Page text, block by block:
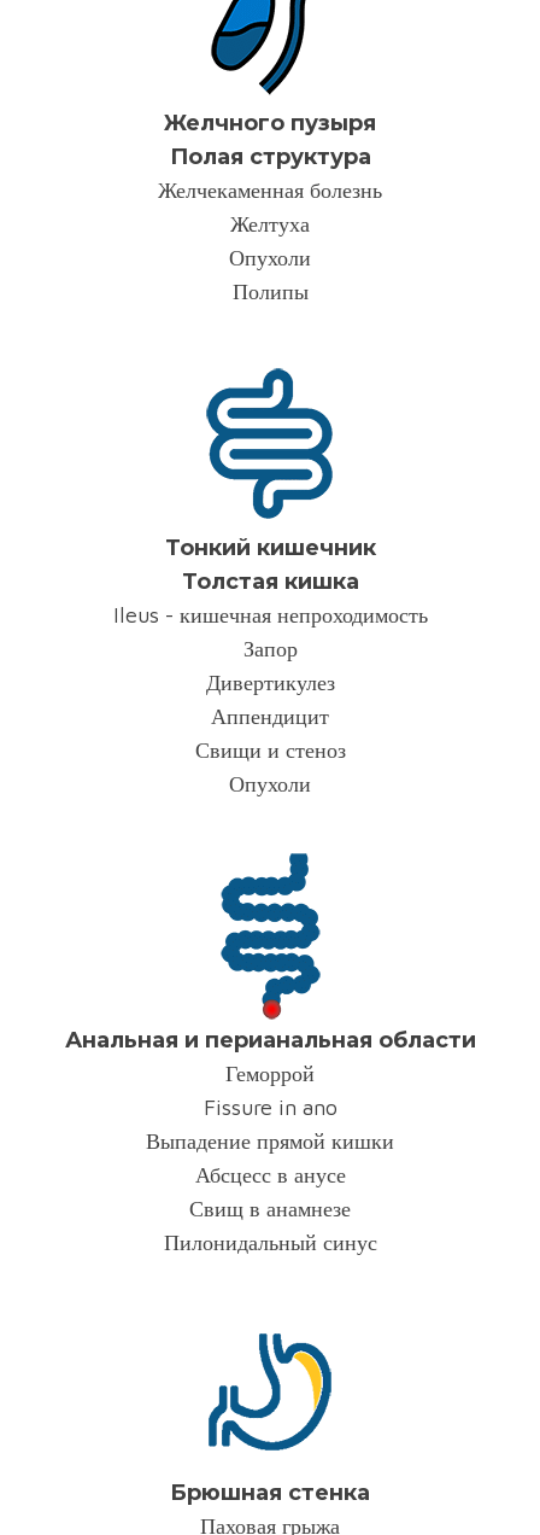
Желчного пузыря
Полая структура
Желчекаменная болезнь
Желтуха
Опухоли
Полипы
Тонкий кишечник
Толстая кишка
Ileus - кишечная непроходимость
Запор
Дивертикулез
Аппендицит
Свищи и стеноз
Опухоли
Анальная и перианальная области
Геморрой
Fissure in ano
Выпадение прямой кишки
Абсцесс в анусе
Свищ в анамнезе
Пилонидальный синус
Брюшная стенка
Паховая грыжа